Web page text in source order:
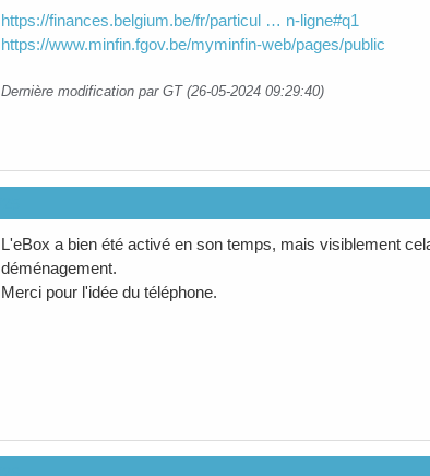
https://finances.belgium.be/fr/particul … n-ligne#q1
https://www.minfin.fgov.be/myminfin-web/pages/public
Dernière modification par GT (26-05-2024 09:29:40)
L'eBox a bien été activé en son temps, mais visiblement
déménagement.
Merci pour l'idée du téléphone.